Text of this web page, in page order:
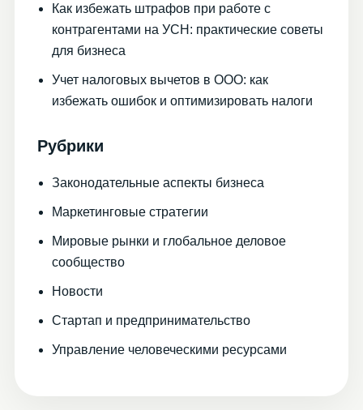
Как избежать штрафов при работе с
контрагентами на УСН: практические советы
для бизнеса
Учет налоговых вычетов в ООО: как
избежать ошибок и оптимизировать налоги
Рубрики
Законодательные аспекты бизнеса
Маркетинговые стратегии
Мировые рынки и глобальное деловое
сообщество
Новости
Стартап и предпринимательство
Управление человеческими ресурсами